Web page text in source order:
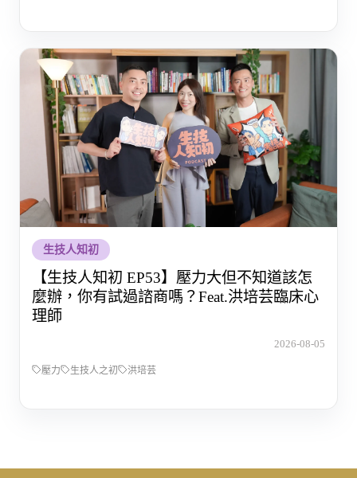
生技人知初
【生技人知初 EP53】壓力大但不知道該怎
麼辦，你有試過諮商嗎？Feat.洪培芸臨床心
理師
2026-08-05
壓力 生技人之初 洪培芸